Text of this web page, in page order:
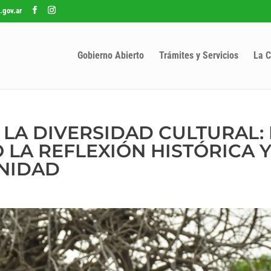
Gobierno Abierto Trámites y Servicios La
DIVERSIDAD CULTURAL:
REFLEXIÓN HISTÓRICA